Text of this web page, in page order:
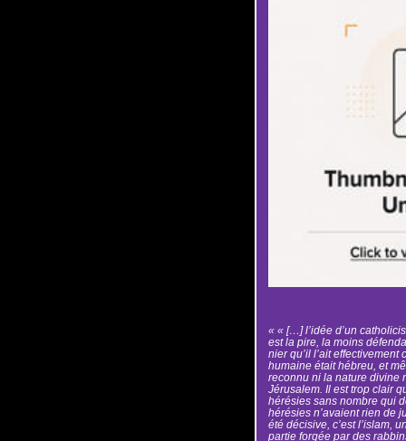
« « […] l’idée d’un
est la pire, la moins
nier qu’il l’ait
humaine était hébreu, et
reconnu ni la nature divine
Jérusalem. Il est trop clair
hérésies sans nombre qui
hérésies n’avaient rien de
été décisive, c’est l’islam,
partie forgée par des